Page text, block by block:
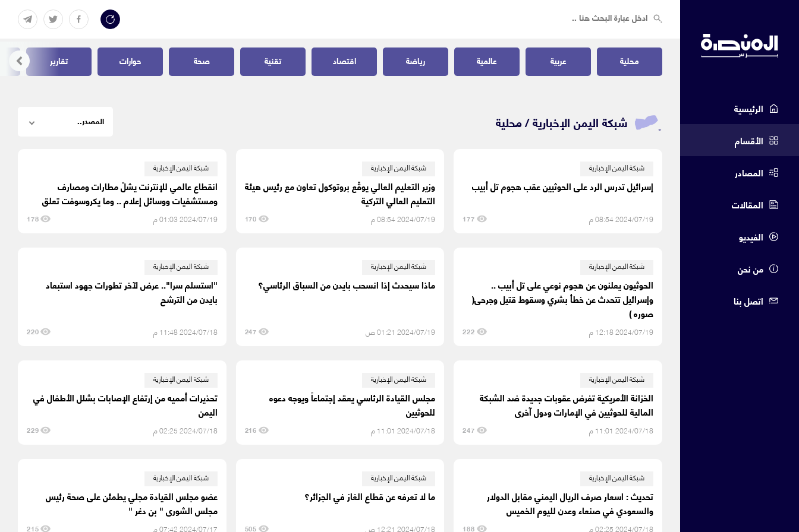
الرئيسية
الأقسام
المصادر
المقالات
الفيديو
من نحن
اتصل بنا
محلية عربية عالمية رياضة اقتصاد تقنية صحة حوارات تقارير
شبكة اليمن الإخبارية /محلية
شبكة اليمن الإخبارية
إسرائيل تدرس الرد على الحوثيين عقب هجوم تل أبيب
2024/07/19 08:54 م 177
شبكة اليمن الإخبارية
وزير التعليم العالي يوقِّع بروتوكول تعاون مع رئيس هيئة
التعليم العالي التركية
2024/07/19 08:54 م 170
شبكة اليمن الإخبارية
انقطاع عالمي للإنترنت يشلّ مطارات ومصارف
ومستشفيات ووسائل إعلام .. وما يكروسوفت تعلق
2024/07/19 01:03 م 178
شبكة اليمن الإخبارية
الحوثيون يعلنون عن هجوم نوعي على تل أبيب ..
وإسرائيل تتحدث عن خطأ بشري وسقوط قتيل وجرحى(
صوره )
2024/07/19 12:18 م 222
شبكة اليمن الإخبارية
ماذا سيحدث إذا انسحب بايدن من السباق الرئاسي؟
2024/07/19 01:21 ص 247
شبكة اليمن الإخبارية
"استسلم سرا".. عرض لآخر تطورات جهود استبعاد
بايدن من الترشح
2024/07/18 11:48 م 220
شبكة اليمن الإخبارية
الخزانة الأمريكية تفرض عقوبات جديدة ضد الشبكة
المالية للحوثيين في الإمارات ودول آخرى
2024/07/18 11:01 م 247
شبكة اليمن الإخبارية
مجلس القيادة الرئاسي يعقد إجتماعاً ويوجه دعوه
للحوثيين
2024/07/18 11:01 م 216
شبكة اليمن الإخبارية
تحذيرات أمميه من إرتفاع الإصابات بشلل الأطفال في
اليمن
2024/07/18 02:25 م 229
شبكة اليمن الإخبارية
تحديث : اسعار صرف الريال اليمني مقابل الدولار
والسعودي في صنعاء وعدن لليوم الخميس
2024/07/18 02:25 م 188
شبكة اليمن الإخبارية
ما لا تعرفه عن قطاع الغاز في الجزائر؟
2024/07/18 12:21 ص 505
شبكة اليمن الإخبارية
عضو مجلس القيادة مجلي يطمئن على صحة رئيس
مجلس الشورى " بن دغر "
2024/07/17 07:42 م 215